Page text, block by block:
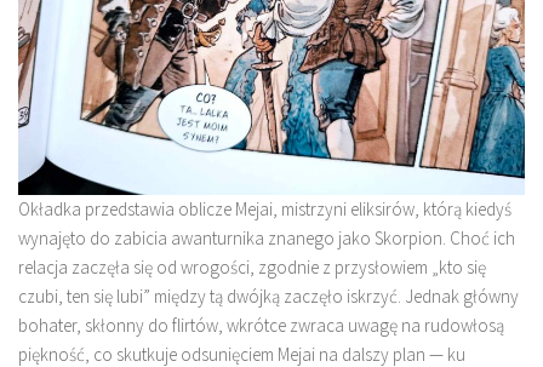
Okładka przedstawia oblicze Mejai, mistrzyni eliksirów, którą kiedyś
wynajęto do zabicia awanturnika znanego jako Skorpion. Choć ich
relacja zaczęła się od wrogości, zgodnie z przysłowiem „kto się
czubi, ten się lubi” między tą dwójką zaczęło iskrzyć. Jednak główny
bohater, skłonny do flirtów, wkrótce zwraca uwagę na rudowłosą
piękność, co skutkuje odsunięciem Mejai na dalszy plan — ku